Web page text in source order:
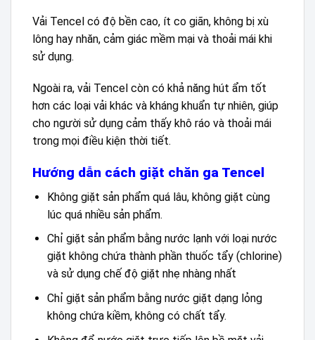
Vải Tencel có độ bền cao, ít co giãn, không bị xù
lông hay nhăn, cảm giác mềm mại và thoải mái khi
sử dụng.
Ngoài ra, vải Tencel còn có khả năng hút ẩm tốt
hơn các loại vải khác và kháng khuẩn tự nhiên, giúp
cho người sử dụng cảm thấy khô ráo và thoải mái
trong mọi điều kiện thời tiết.
Hướng dẫn cách giặt chăn ga Tencel
Không giặt sản phẩm quá lâu, không giặt cùng
lúc quá nhiều sản phẩm.
Chỉ giặt sản phẩm bằng nước lạnh với loại nước
giặt không chứa thành phần thuốc tẩy (chlorine)
và sử dụng chế độ giặt nhẹ nhàng nhất
Chỉ giặt sản phẩm bằng nước giặt dạng lỏng
không chứa kiềm, không có chất tẩy.